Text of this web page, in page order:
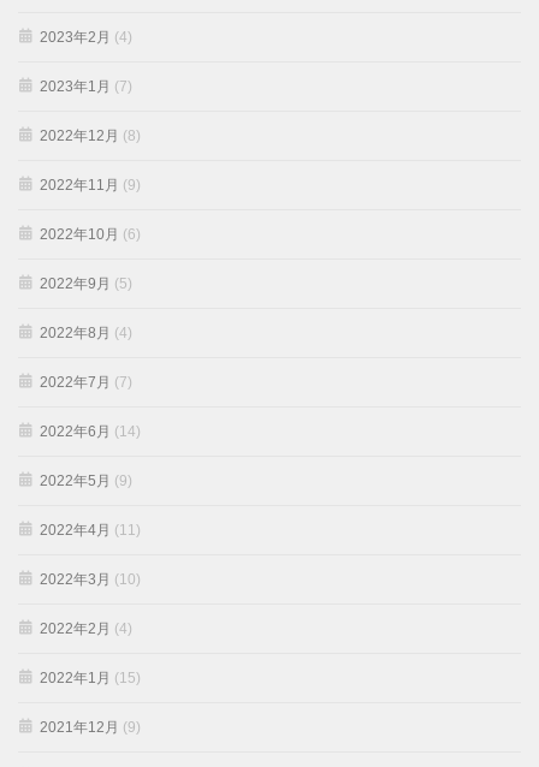
2023年2月 (4)
2023年1月 (7)
2022年12月 (8)
2022年11月 (9)
2022年10月 (6)
2022年9月 (5)
2022年8月 (4)
2022年7月 (7)
2022年6月 (14)
2022年5月 (9)
2022年4月 (11)
2022年3月 (10)
2022年2月 (4)
2022年1月 (15)
2021年12月 (9)